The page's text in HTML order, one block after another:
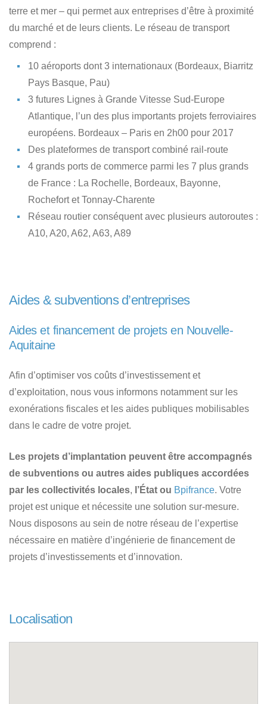
terre et mer – qui permet aux entreprises d’être à proximité
du marché et de leurs clients. Le réseau de transport
comprend :
10 aéroports dont 3 internationaux (Bordeaux, Biarritz
Pays Basque, Pau)
3 futures Lignes à Grande Vitesse Sud-Europe
Atlantique, l’un des plus importants projets ferroviaires
européens. Bordeaux – Paris en 2h00 pour 2017
Des plateformes de transport combiné rail-route
4 grands ports de commerce parmi les 7 plus grands
de France : La Rochelle, Bordeaux, Bayonne,
Rochefort et Tonnay-Charente
Réseau routier conséquent avec plusieurs autoroutes :
A10, A20, A62, A63, A89
Aides & subventions d’entreprises
Aides et financement de projets en Nouvelle-
Aquitaine
Afin d’optimiser vos coûts d’investissement et
d’exploitation, nous vous informons notamment sur les
exonérations fiscales et les aides publiques mobilisables
dans le cadre de votre projet.
Les projets d’implantation peuvent être accompagnés
de subventions ou autres aides publiques accordées
par les collectivités locales, l’État ou Bpifrance. Votre
projet est unique et nécessite une solution sur-mesure.
Nous disposons au sein de notre réseau de l’expertise
nécessaire en matière d’ingénierie de financement de
projets d’investissements et d’innovation.
Localisation